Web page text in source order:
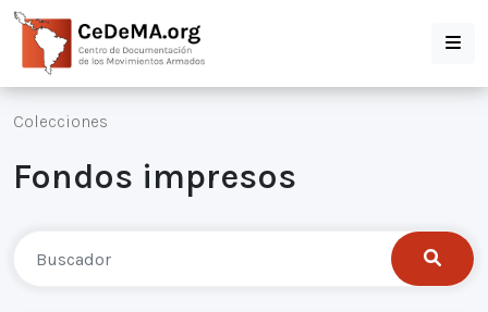
Colecciones
Fondos impresos